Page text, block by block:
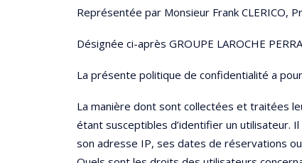
Représentée par Monsieur Frank CLERICO,
Désignée ci-après GROUPE LAROCHE
La présente politique de confidentialité a
La manière dont sont collectées et traitées
étant susceptibles d’identifier un utilisateur. Il
son adresse IP, ses dates de réservations